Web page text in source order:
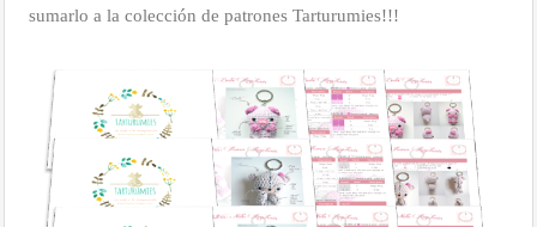
sumarlo a la colección de patrones Tarturumies!!!